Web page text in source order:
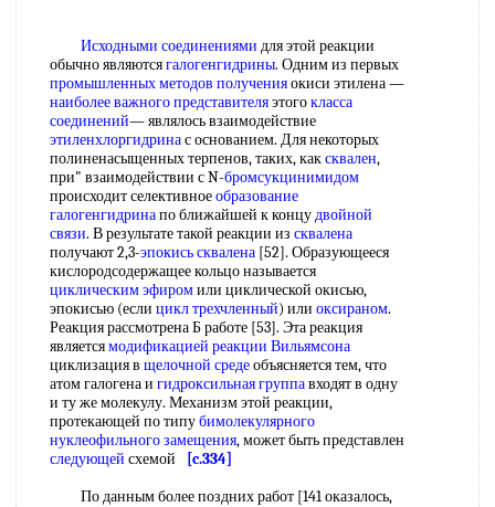
Исходными соединениями для этой реакции
обычно являютсягалогенгидрины. Одним из первых
промышленных методов полученияокиси этилена —
наиболее важного представителяэтогокласса
соединений— являлось взаимодействие
этиленхлоргидринас основанием. Для некоторых
полиненасыщенных терпенов, таких, каксквален,
при" взаимодействии с N-бромсукцинимидом
происходит селективноеобразование
галогенгидринапо ближайшей к концудвойной
связи. В результате такой реакции из сквалена
получают 2,3-эпокисьсквалена [52]. Образующееся
кислородсодержащее кольцо называется
циклическим эфиромили циклической окисью,
эпокисью (если цикл трехчленный) или оксираном.
Реакция рассмотрена Б работе [53]. Эта реакция
являетсямодификацией реакции Вильямсона
циклизация в щелочной средеобъясняется тем, что
атом галогена и гидроксильная группавходят в одну
и ту же молекулу. Механизм этой реакции,
протекающей по типубимолекулярного
нуклеофильного замещения, может быть представлен
следующей схемой
[c.334]
По данным более поздних работ [141 оказалось,